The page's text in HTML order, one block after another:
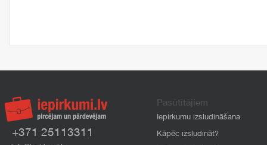
+371 25113311
Pasūtītājiem
Iepirkumu izsludināšana
Kāpēc izsludināt?